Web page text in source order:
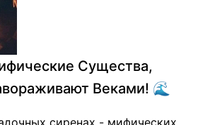
Существа,
Веками! 🌊
сиренах - мифических